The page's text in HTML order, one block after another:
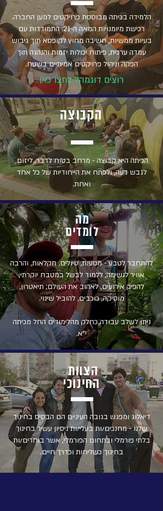
הלמידה בכיתה מבוססת פרויקטים למען החברה.
רכישת מיומנויות המאה ה-21: התמודדות עם
בעיות ממשיות, חשיבה מחוץ לקופסא תוך גיבוש
עמדה ערכית, פיתוח יכולות יזמות והנהגה תוך
הפקה וניהול פרויקטים אמיתיים בשטח.​
רוצים דוגמה? לחצו כאן
הקבוצה
הכיתה היא קבוצה - מרחב בטוח לדבר, ליזום,
לגבש דעה, ולפתח את הייחודיות של כל אחד
ואחת.
מה
לומדים
להתחבר לטבע - מסעות, טיולים, חקלאות, והרבה
אוויר לנשימה; ללמוד לבשל במטבח יוקרתי,
להפיק אירועים, לאהוב את העולם; תיאטרון,
מוסיקה, כוכבים, להוביל שינוי.
ניתן לשלב עבודה כחלק מהלימודים החל מכיתה
י"א.
הצוות
החינוכי
דיאלוג ומפגש בגובה העיניים הם הבסיס בחינוך
שלנו - מחנכים/ות בעלי/ות ניסיון עשיר בחינוך
בלתי פורמלי ובתחום הפורמלי, אשר בוחרים/ות
בחינוך כשליחות וכדרך חיים.